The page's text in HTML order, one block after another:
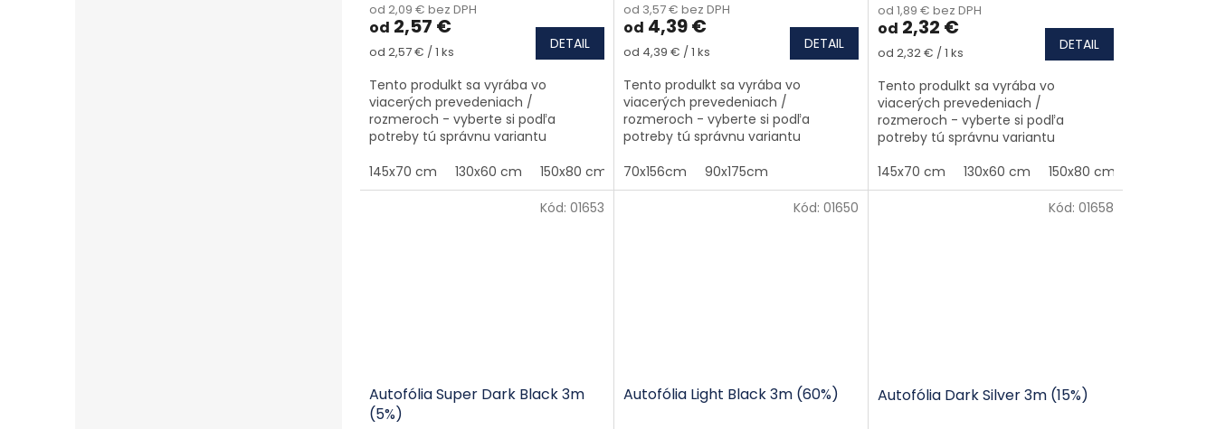
od 2,09 € bez DPH
od 2,57 €
Jednotková cena:
od 2,57 € / 1 ks DETAIL
Tento produlkt sa vyrába vo
viacerých prevedeniach /
rozmeroch - vyberte si podľa
potreby tú správnu variantu
145x70 cm
130x60 cm 150x80 cm
od 3,57 € bez DPH
od 4,39 €
Jednotková cena:
od 4,39 € / 1 ks DETAIL
Tento produlkt sa vyrába vo
viacerých prevedeniach /
rozmeroch - vyberte si podľa
potreby tú správnu variantu
70x156cm
90x175cm
od 1,89 € bez DPH
od 2,32 €
Jednotková cena:
od 2,32 € / 1 ks DETAIL
Tento produlkt sa vyrába vo
viacerých prevedeniach /
rozmeroch - vyberte si podľa
potreby tú správnu variantu
145x70 cm
130x60 cm 150x80 cm
Autofólia Super Dark Black 3m
(5%)
Kód: 01653
Autofólia Light Black 3m (60%)
Kód: 01650
Autofólia Dark Silver 3m (15%)
Kód: 01658